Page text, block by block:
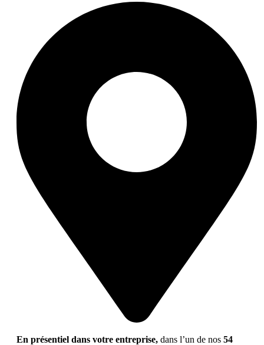
En présentiel dans votre entreprise, dans l’un de nos 54